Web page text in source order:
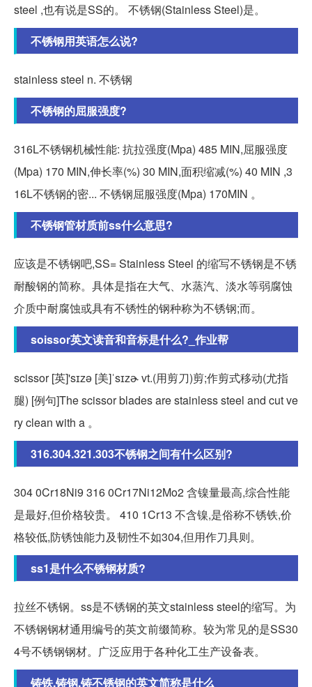
steel ,也有说是SS的。 不锈钢(Stainless Steel)是。
不锈钢用英语怎么说?
stainless steel n. 不锈钢
不锈钢的屈服强度?
316L不锈钢机械性能: 抗拉强度(Mpa) 485 MIN,屈服强度
(Mpa) 170 MIN,伸长率(%) 30 MIN,面积缩减(%) 40 MIN ,3
16L不锈钢的密... 不锈钢屈服强度(Mpa) 170MIN 。
不锈钢管材质前ss什么意思?
应该是不锈钢吧,SS= Stainless Steel 的缩写不锈钢是不锈
耐酸钢的简称。具体是指在大气、水蒸汽、淡水等弱腐蚀
介质中耐腐蚀或具有不锈性的钢种称为不锈钢;而。
soissor英文读音和音标是什么?_作业帮
scissor [英]'sɪzə [美]ˈsɪzɚ vt.(用剪刀)剪;作剪式移动(尤指
腿) [例句]The scissor blades are stainless steel and cut ve
ry clean with a 。
316.304.321.303不锈钢之间有什么区别?
304 0Cr18Ni9 316 0Cr17Ni12Mo2 含镍量最高,综合性能
是最好,但价格较贵。 410 1Cr13 不含镍,是俗称不锈铁,价
格较低,防锈蚀能力及韧性不如304,但用作刀具则。
ss1是什么不锈钢材质?
拉丝不锈钢。ss是不锈钢的英文stainless steel的缩写。为
不锈钢钢材通用编号的英文前缀简称。较为常见的是SS30
4号不锈钢钢材。广泛应用于各种化工生产设备表。
铸铁,铸钢,铸不锈钢的英文简称是什么